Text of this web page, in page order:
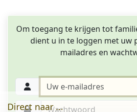
Om toegang te krijgen tot
dient u in te loggen met uw
mailadres en
Direct naar ...